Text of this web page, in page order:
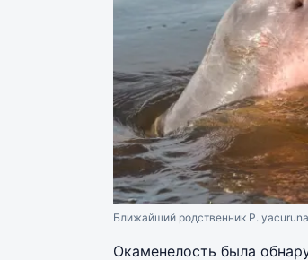
Ближайший родственник P.
Окаменелость была